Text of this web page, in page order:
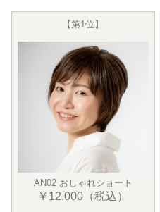
【第1位】
AN02 おしゃれショート
￥12,000（税込）